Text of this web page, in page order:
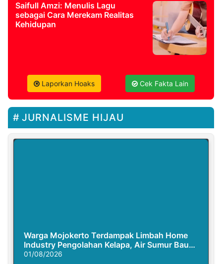
Saifull Amzi: Menulis Lagu
sebagai Cara Merekam Realitas
Kehidupan
Laporkan Hoaks Cek Fakta Lain
JURNALISME HIJAU
Warga Mojokerto Terdampak Limbah Home
Industry Pengolahan Kelapa, Air Sumur Bau
Busuk
01/08/2026